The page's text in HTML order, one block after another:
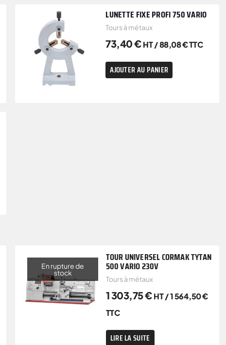
LUNETTE FIXE PROFI 750 VARIO
Tours à métaux
73,40€ HT /88,08€TTC
AJOUTER AU PANIER
En rupture de
stock
TOUR UNIVERSEL CORMAK TYTAN
500 VARIO 230V
Tours à métaux
1 303,75€ HT /1 564,50€
TTC
LIRE LA SUITE